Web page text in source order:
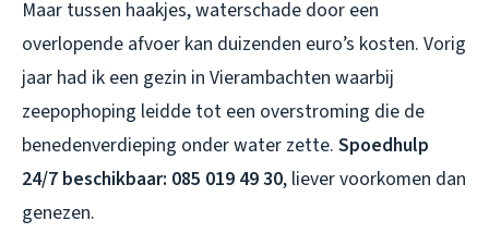
Maar tussen haakjes, waterschade door een
overlopende afvoer kan duizenden euro’s kosten. Vorig
jaar had ik een gezin in Vierambachten waarbij
zeepophoping leidde tot een overstroming die de
benedenverdieping onder water zette. Spoedhulp
24/7 beschikbaar: 085 019 49 30, liever voorkomen dan
genezen.